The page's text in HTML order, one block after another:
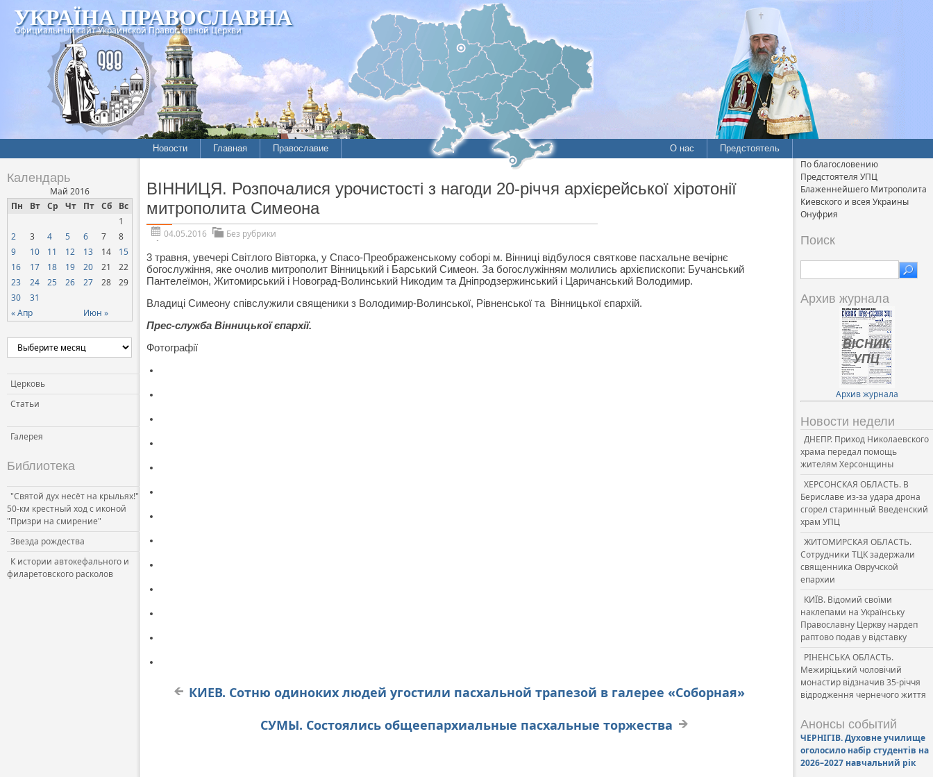
УКРАЇНА ПРАВОСЛАВНА
Официальный сайт Украинской Православной Церкви
Новости Главная Православие О нас Предстоятель
Календарь
Май 2016
Пн
Вт Ср Чт Пт Сб Вс
« Апр Июн »
1
2
3 4 5 6 7
8
9
10 11 12 13 14
15
16
17 18 19 20 21
22
23
24 25 26 27 28
29
30
31
Церковь
Статьи
Галерея
Библиотека
"Святой дух несёт на крыльях!"
50-км крестный ход с иконой
"Призри на смирение"
Звезда рождества
К истории автокефального и
филаретовского расколов
ВІННИЦЯ. Розпочалися урочистості з нагоди 20-річчя архієрейської хіротонії
митрополита Симеона
04.05.2016
Без рубрики
3 травня, увечері Світлого Вівторка, у Спасо-Преображенському соборі м. Вінниці відбулося святкове пасхальне вечірнє
богослужіння, яке очолив митрополит Вінницький і Барський Симеон. За богослужінням молились архієпископи: Бучанський
Пантелеїмон, Житомирський і Новоград-Волинський Никодим та Дніпродзержинський і Царичанський Володимир.
Владиці Симеону співслужили священики з Володимир-Волинської, Рівненської та Вінницької єпархій.
Прес-служба Вінницької єпархії.
Фотографії
КИЕВ. Сотню одиноких людей угостили пасхальной трапезой в галерее «Соборная»
СУМЫ. Состоялись общеепархиальные пасхальные торжества
По благословению
Предстоятеля УПЦ
Блаженнейшего Митрополита
Киевского и всея Украины
Онуфрия
Поиск
Архив журнала
Архив журнала
Новости недели
ДНЕПР. Приход Николаевского
храма передал помощь
жителям Херсонщины
ХЕРСОНСКАЯ ОБЛАСТЬ. В
Бериславе из-за удара дрона
сгорел старинный Введенский
храм УПЦ
ЖИТОМИРСКАЯ ОБЛАСТЬ.
Сотрудники ТЦК задержали
священника Овручской
епархии
КИЇВ. Відомий своїми
наклепами на Українську
Православну Церкву нардеп
раптово подав у відставку
РІНЕНСЬКА ОБЛАСТЬ.
Межиріцький чоловічий
монастир відзначив 35-річчя
відродження чернечого життя
Анонсы событий
ЧЕРНІГІВ. Духовне училище
оголосило набір студентів на
2026–2027 навчальний рік